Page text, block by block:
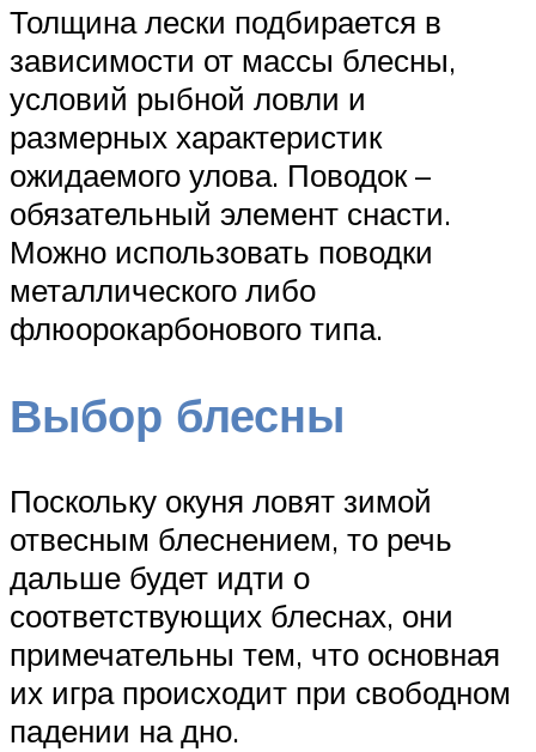
Толщина лески подбирается в
зависимости от массы блесны,
условий рыбной ловли и
размерных характеристик
ожидаемого улова. Поводок –
обязательный элемент снасти.
Можно использовать поводки
металлического либо
флюорокарбонового типа.
Выбор блесны
Поскольку окуня ловят зимой
отвесным блеснением, то речь
дальше будет идти о
соответствующих блеснах, они
примечательны тем, что основная
их игра происходит при свободном
падении на дно.